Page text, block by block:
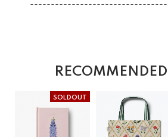
---------------------------------
SOLDOUT